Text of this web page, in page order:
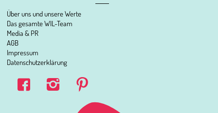
Über uns und unsere Werte
Das gesamte WIL-Team
Media & PR
AGB
Impressum
Datenschutzerklärung